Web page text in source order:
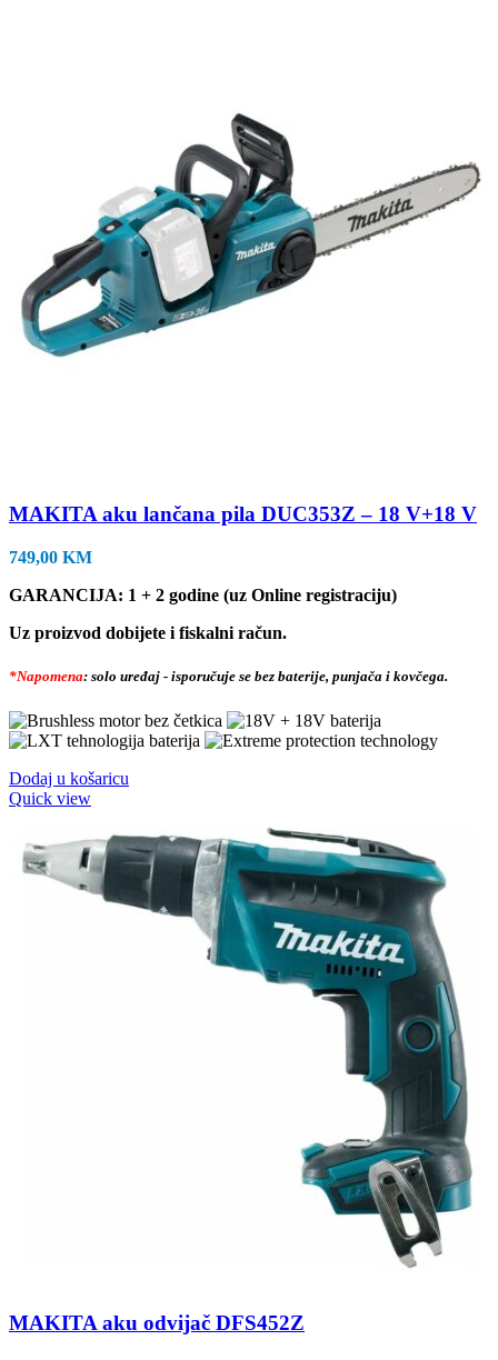
MAKITA aku lančana pila DUC353Z – 18 V+18 V
749,00 KM
GARANCIJA: 1 + 2 godine (uz Online registraciju)
Uz proizvod dobijete i fiskalni račun.
*Napomena: solo uređaj - isporučuje se bez baterije, punjača i kovčega.
Dodaj u košaricu
Quick view
MAKITA aku odvijač DFS452Z